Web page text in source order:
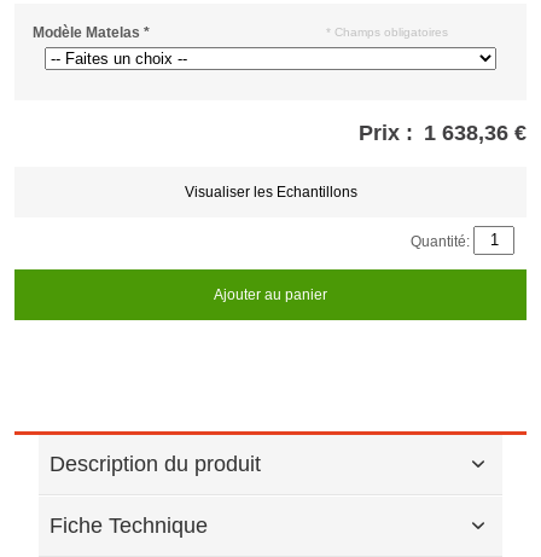
Modèle Matelas * * Champs obligatoires
Prix : 1 638,36 €
Visualiser les Echantillons
Quantité:
Ajouter au panier
Description du produit
Fiche Technique